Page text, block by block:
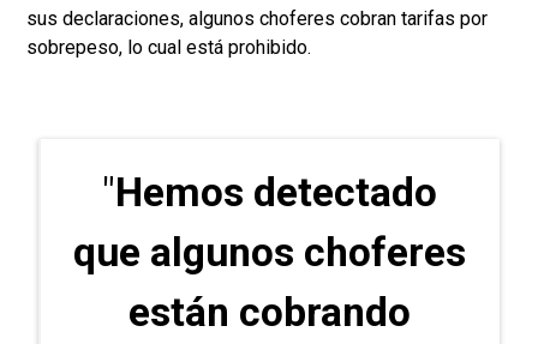
sus declaraciones, algunos choferes cobran tarifas por
sobrepeso, lo cual está prohibido.
"Hemos detectado
que algunos choferes
están cobrando